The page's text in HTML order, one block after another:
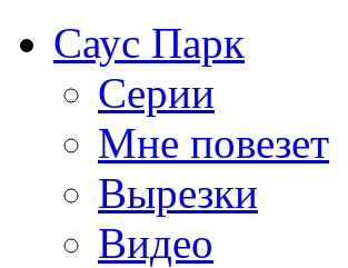
Саус Парк
Серии
Мне повезет
Вырезки
Видео